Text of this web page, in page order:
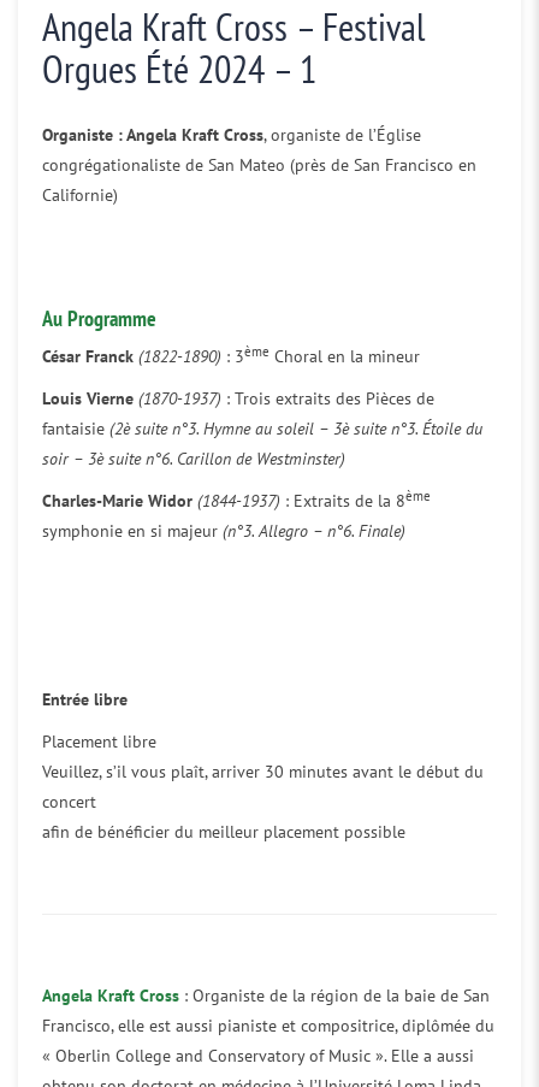
Angela Kraft Cross – Festival
Orgues Été 2024 – 1
Organiste : Angela Kraft Cross, organiste de l’Église
congrégationaliste de San Mateo (près de San Francisco en
Californie)
Au Programme
César Franck (1822-1890) : 3ème Choral en la mineur
Louis Vierne (1870-1937) : Trois extraits des Pièces de
fantaisie (2è suite n°3. Hymne au soleil – 3è suite n°3. Étoile du
soir – 3è suite n°6. Carillon de Westminster)
Charles-Marie Widor (1844-1937) : Extraits de la 8ème
symphonie en si majeur (n°3. Allegro – n°6. Finale)
Entrée libre
Placement libre
Veuillez, s’il vous plaît, arriver 30 minutes avant le début du
concert
afin de bénéficier du meilleur placement possible
Angela Kraft Cross : Organiste de la région de la baie de San
Francisco, elle est aussi pianiste et compositrice, diplômée du
« Oberlin College and Conservatory of Music ». Elle a aussi